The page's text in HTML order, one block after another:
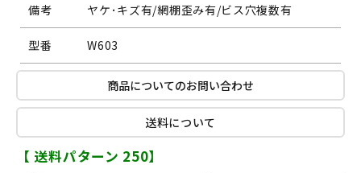
備考 ヤケ･キズ有/網棚歪み有/ビス穴複数有
型番 W603
商品についてのお問い合わせ
送料について
【 送料パターン 250】